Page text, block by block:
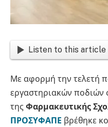
Listen to this article
Με αφορμή την τελετή
εργαστηριακών ποδιών
της Φαρμακευτικής
ΠΡΟΣΥΦΑΠΕ βρέθηκε